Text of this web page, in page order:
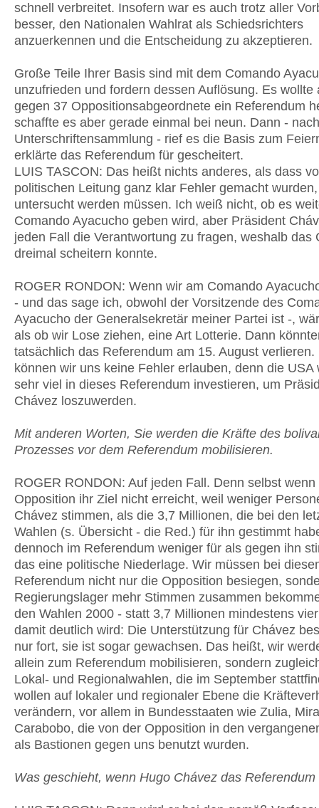
schnell verbreitet. Insofern war es auch trotz aller
besser, den Nationalen Wahlrat als Schiedsrichters
anzuerkennen und die Entscheidung zu akzeptieren.
Große Teile Ihrer Basis sind mit dem Comando
unzufrieden und fordern dessen Auflösung. Es wollte
gegen 37 Oppositionsabgeordnete ein Referendum
schaffte es aber gerade einmal bei neun. Dann -
Unterschriftensammlung - rief es die Basis zum
erklärte das Referendum für gescheitert.
LUIS TASCON: Das heißt nichts anderes, als dass
politischen Leitung ganz klar Fehler gemacht
untersucht werden müssen. Ich weiß nicht, ob es
Comando Ayacucho geben wird, aber Präsident
jeden Fall die Verantwortung zu fragen, weshalb das
dreimal scheitern konnte.
ROGER RONDON: Wenn wir am Comando
- und das sage ich, obwohl der Vorsitzende des
Ayacucho der Generalsekretär meiner Partei ist -,
als ob wir Lose ziehen, eine Art Lotterie. Dann
tatsächlich das Referendum am 15. August verlieren.
können wir uns keine Fehler erlauben, denn die USA
sehr viel in dieses Referendum investieren, um
Chávez loszuwerden.
Mit anderen Worten, Sie werden die Kräfte des
Prozesses vor dem Referendum mobilisieren.
ROGER RONDON: Auf jeden Fall. Denn selbst wenn
Opposition ihr Ziel nicht erreicht, weil weniger
Chávez stimmen, als die 3,7 Millionen, die bei den
Wahlen (s. Übersicht - die Red.) für ihn gestimmt
dennoch im Referendum weniger für als gegen ihn
das eine politische Niederlage. Wir müssen bei
Referendum nicht nur die Opposition besiegen,
Regierungslager mehr Stimmen zusammen
den Wahlen 2000 - statt 3,7 Millionen mindestens
damit deutlich wird: Die Unterstützung für Chávez
nur fort, sie ist sogar gewachsen. Das heißt, wir
allein zum Referendum mobilisieren, sondern
Lokal- und Regionalwahlen, die im September
wollen auf lokaler und regionaler Ebene die
verändern, vor allem in Bundesstaaten wie Zulia,
Carabobo, die von der Opposition in den
als Bastionen gegen uns benutzt wurden.
Was geschieht, wenn Hugo Chávez das Referendum